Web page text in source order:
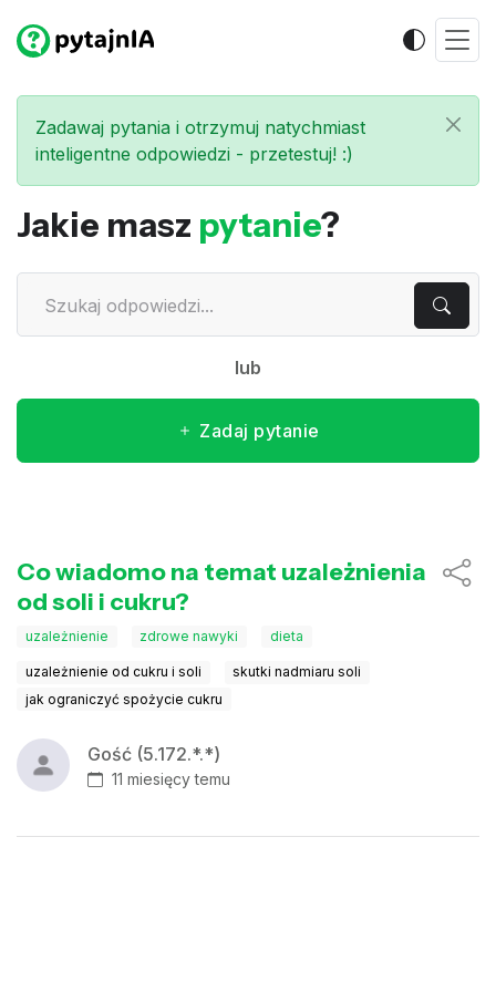
Zadawaj pytania i otrzymuj natychmiast
inteligentne odpowiedzi - przetestuj! :)
Jakie masz pytanie?
lub
Zadaj pytanie
Co wiadomo na temat uzależnienia
od soli i cukru?
uzależnienie zdrowe nawyki dieta
uzależnienie od cukru i soli
skutki nadmiaru soli
jak ograniczyć spożycie cukru
Gość (5.172.*.*)
11 miesięcy temu